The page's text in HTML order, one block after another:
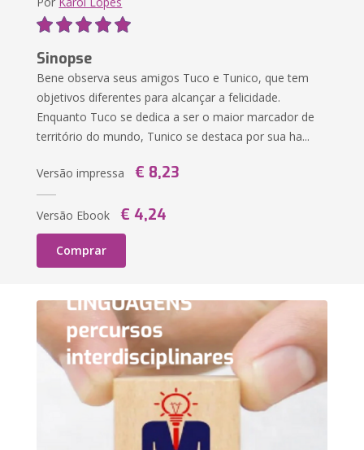
Sinopse
Bene observa seus amigos Tuco e Tunico, que tem
objetivos diferentes para alcançar a felicidade.
Enquanto Tuco se dedica a ser o maior marcador de
território do mundo, Tunico se destaca por sua ha...
Versão impressa € 8,23
Versão Ebook € 4,24
Comprar